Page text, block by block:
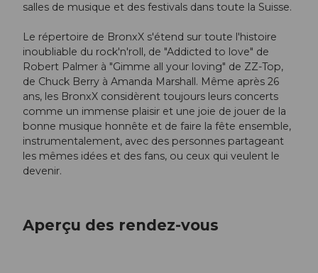
salles de musique et des festivals dans toute la Suisse.
Le répertoire de BronxX s'étend sur toute l'histoire
inoubliable du rock'n'roll, de "Addicted to love" de
Robert Palmer à "Gimme all your loving" de ZZ-Top,
de Chuck Berry à Amanda Marshall. Même après 26
ans, les BronxX considèrent toujours leurs concerts
comme un immense plaisir et une joie de jouer de la
bonne musique honnête et de faire la fête ensemble,
instrumentalement, avec des personnes partageant
les mêmes idées et des fans, ou ceux qui veulent le
devenir.
Aperçu des rendez-vous